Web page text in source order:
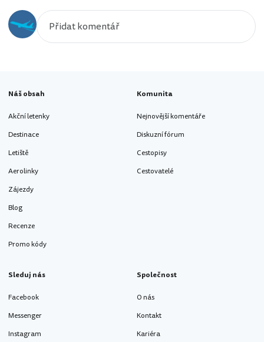
Náš obsah
Akční letenky
Destinace
Letiště
Aerolinky
Zájezdy
Blog
Recenze
Promo kódy
Komunita
Nejnovější komentáře
Diskuzní fórum
Cestopisy
Cestovatelé
Sleduj nás
Facebook
Messenger
Instagram
Společnost
O nás
Kontakt
Kariéra